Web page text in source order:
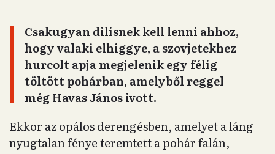
Csakugyan dilisnek kell lenni ahhoz,
hogy valaki elhiggye, a szovjetekhez
hurcolt apja megjelenik egy félig
töltött pohárban, amelyből reggel
még Havas János ivott.
Ekkor az opálos derengésben, amelyet a láng
nyugtalan fénye teremtett a pohár falán,